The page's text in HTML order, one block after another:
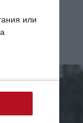
или